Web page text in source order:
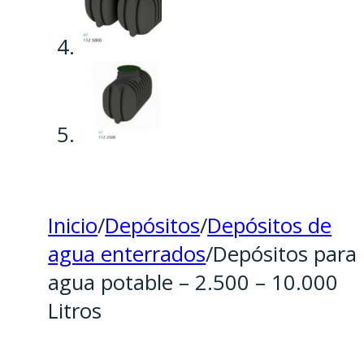
Inicio/Depósitos/Depósitos de
agua enterrados/Depósitos para
agua potable – 2.500 – 10.000
Litros